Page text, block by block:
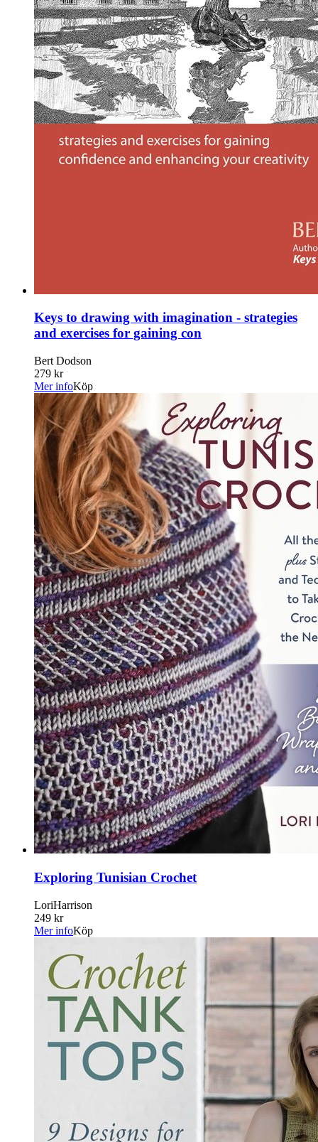
Keys to drawing with imagination - strategies
and exercises for gaining con
Bert Dodson
279 kr
Mer infoKöp
Exploring Tunisian Crochet
LoriHarrison
249 kr
Mer infoKöp